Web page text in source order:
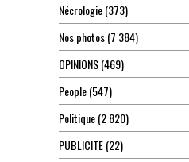
Nécrologie(373)
Nos photos(7 384)
OPINIONS(469)
People(547)
Politique(2 820)
PUBLICITE(22)